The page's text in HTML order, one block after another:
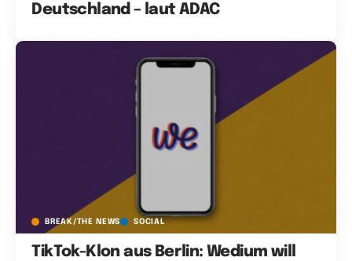
Deutschland – laut ADAC
BREAK/THE NEWS SOCIAL
TikTok-Klon aus Berlin: Wedium will